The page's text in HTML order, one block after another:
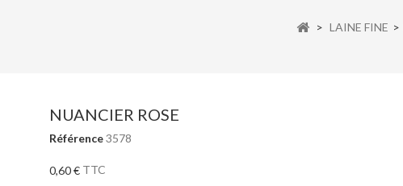
> LAINE FINE >
NUANCIER ROSE
Référence3578
0,60 € TTC